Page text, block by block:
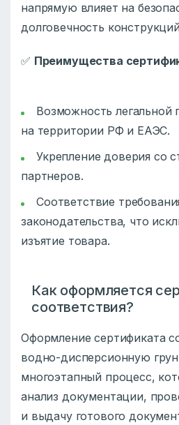
напрямую влияет на
долговечность
✅ Преимущества
Возможность
на территории РФ и ЕАЭС.
Укрепление доверия со
партнеров.
Соответствие
законодательства, что
изъятие товара.
Как оформляется
соответствия?
Оформление сертификата
водно-дисперсионную
многоэтапный процесс,
анализ документации,
и выдачу готового